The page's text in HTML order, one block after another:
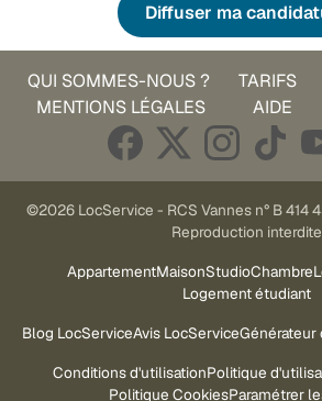
Diffuser ma
QUI SOMMES-NOUS ? TARIFS
MENTIONS LÉGALES
AIDE
©2026 LocService - RCS Vannes n° B 414
Reproduction interdite
AppartementMaisonStudioChambre
Logement étudiant
Blog LocServiceAvis LocServiceGénérateur
Conditions d'utilisationPolitique
Politique CookiesParamétrer